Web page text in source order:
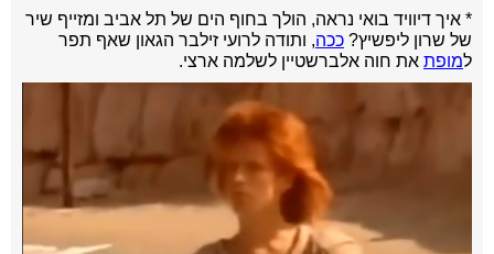
* איך דיוויד בואי נראה, הולך בחוף הים של תל אביב ומזייף שיר
של שרון ליפשיץ? ככה, ותודה לרועי זילבר הגאון שאף תפר
למופת את חוה אלברשטיין לשלמה ארצי.